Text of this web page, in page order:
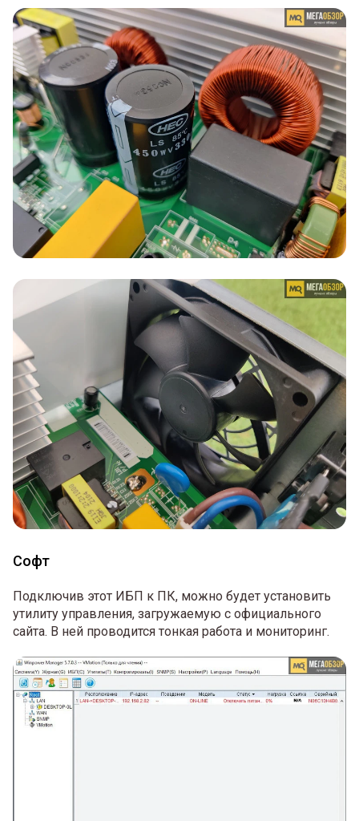
Софт
Подключив этот ИБП к ПК, можно будет установить
утилиту управления, загружаемую с официального
сайта. В ней проводится тонкая работа и мониторинг.